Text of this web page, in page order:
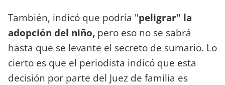
También, indicó que podría "peligrar" la
adopción del niño, pero eso no se sabrá
hasta que se levante el secreto de sumario. Lo
cierto es que el periodista indicó que esta
decisión por parte del Juez de familia es